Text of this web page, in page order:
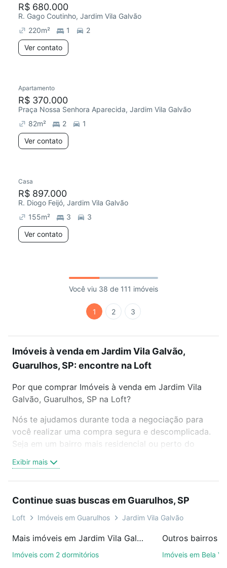
R$ 680.000
R. Gago Coutinho, Jardim Vila Galvão
220m² 1
2
Ver contato
Apartamento
R$ 370.000
Praça Nossa Senhora Aparecida, Jardim Vila Galvão
82m² 2
1
Ver contato
Casa
R$ 897.000
R. Diogo Feijó, Jardim Vila Galvão
155m² 3
3
Ver contato
Você viu 38 de 111 imóveis
1 2 3
Imóveis à venda em Jardim Vila Galvão,
Guarulhos, SP: encontre na Loft
Por que comprar Imóveis à venda em Jardim Vila
Galvão, Guarulhos, SP na Loft?
Nós te ajudamos durante toda a negociação para
você realizar uma compra segura e descomplicada.
Seja em um bairro mais residencial ou perto do
oferta ideal de Imóveis à venda em Jardim Vila
Galvão, Guarulhos, SP para conquistar seu sonho.
é grátis, sem compromisso e você ainda conta com
mais de 46 mil corretores e imobiliárias te ajudando
Como escolher um imóvel?
Exibir mais
Continue suas buscas em Guarulhos, SP
Loft Imóveis em Guarulhos Jardim Vila Galvão
Mais imóveis em Jardim Vila Galvão
Imóveis com 2 dormitórios
Outros bairros
Imóveis em Bela